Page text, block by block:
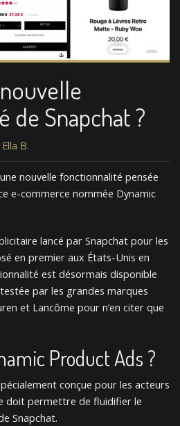
de Snapchat ?
Ella B.
nouvelle fonctionnalité pensée
e-commerce nommée Dynamic
lancé par Snapchat pour les
en premier aux États-Unis en
est désormais disponible
par les grandes marques
et Lancôme pour n’en citer que
Product Ads ?
conçue pour les acteurs
doit permettre de fluidifier le
Snapchat.